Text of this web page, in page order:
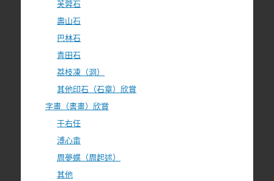
芙蓉石
壽山石
巴林石
青田石
荔枝凍（洞）
其他印石（石章）欣賞
字畫（書畫）欣賞
于右任
溥心畬
周夢蝶（周起述）
其他